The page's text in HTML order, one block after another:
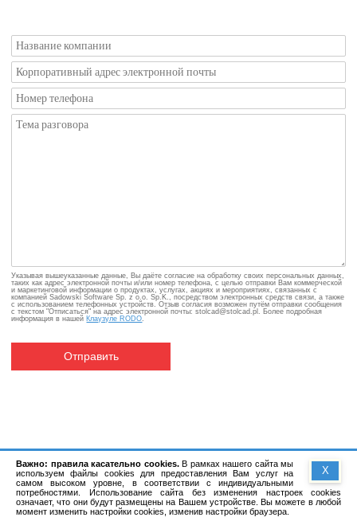
Указывая вышеуказанные данные, Вы даёте согласие на обработку своих персональных данных,
таких как адрес электронной почты и/или номер телефона, с целью отправки Вам коммерческой
и маркетинговой информации о продуктах, услугах, акциях и мероприятиях, связанных с
компанией Sadowski Software Sp. z o.o. Sp.K., посредством электронных средств связи, а также
с использованием телефонных устройств. Отзыв согласия возможен путём отправки сообщения
с текстом "Отписаться" на адрес электронной почты: stolcad@stolcad.pl. Более подробная
информация в нашей Клаузуле RODO
Отправить
X
Важно: правила касательно cookies.В рамках нашего сайта мы
используем файлы cookies для предоставления Вам услуг на
самом высоком уровне, в соответствии с индивидуальными
потребностями. Использование сайта без изменения настроек cookies
означает, что они будут размещены на Вашем устройстве. Вы можете в любой
момент изменить настройки cookies, изменив настройки браузера.